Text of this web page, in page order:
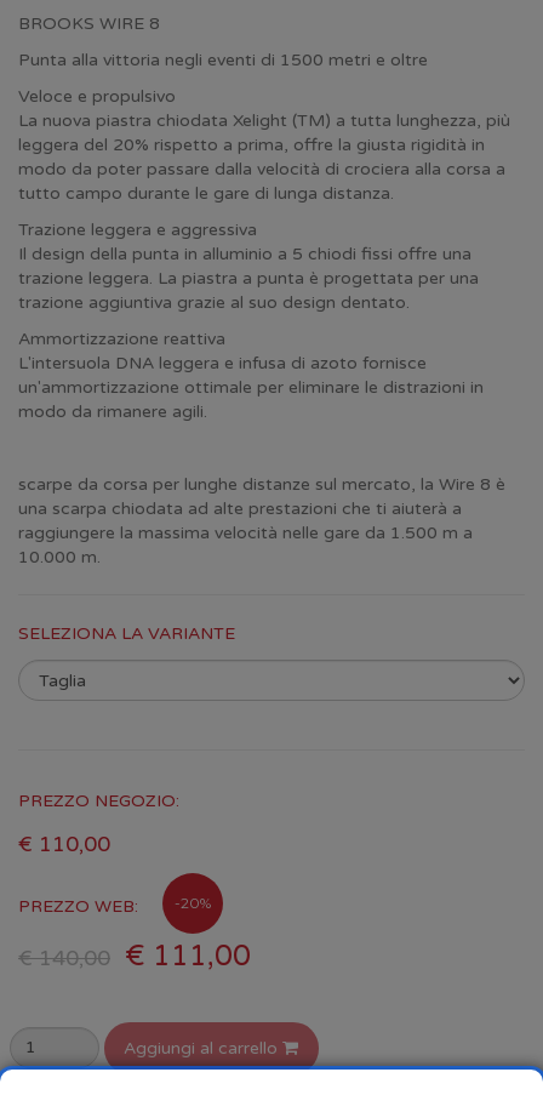
BROOKS WIRE 8
Punta alla vittoria negli eventi di 1500 metri e oltre
Veloce e propulsivo
La nuova piastra chiodata Xelight (TM) a tutta lunghezza, più
leggera del 20% rispetto a prima, offre la giusta rigidità in
modo da poter passare dalla velocità di crociera alla corsa a
tutto campo durante le gare di lunga distanza.
Trazione leggera e aggressiva
Il design della punta in alluminio a 5 chiodi fissi offre una
trazione leggera. La piastra a punta è progettata per una
trazione aggiuntiva grazie al suo design dentato.
Ammortizzazione reattiva
L'intersuola DNA leggera e infusa di azoto fornisce
un'ammortizzazione ottimale per eliminare le distrazioni in
modo da rimanere agili.
scarpe da corsa per lunghe distanze sul mercato, la Wire 8 è
una scarpa chiodata ad alte prestazioni che ti aiuterà a
raggiungere la massima velocità nelle gare da 1.500 m a
10.000 m.
SELEZIONA LA VARIANTE
PREZZO NEGOZIO:
€ 110,00
-20%
PREZZO WEB:
€ 140,00 € 111,00
Aggiungi al carrello